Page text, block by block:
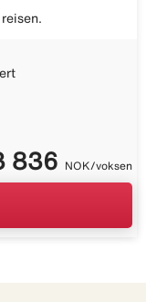
836 NOK/voksen